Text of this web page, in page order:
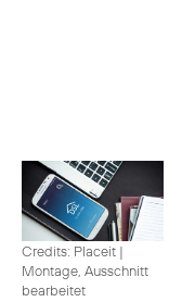
Credits: Placeit |
Montage, Ausschnitt
bearbeitet